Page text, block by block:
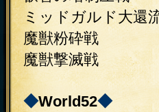
ミッドガルド大
魔獣粉砕戦
魔獣撃滅戦
◆World52◆